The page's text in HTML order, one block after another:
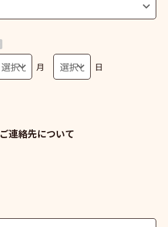
月 日
ご連絡先について